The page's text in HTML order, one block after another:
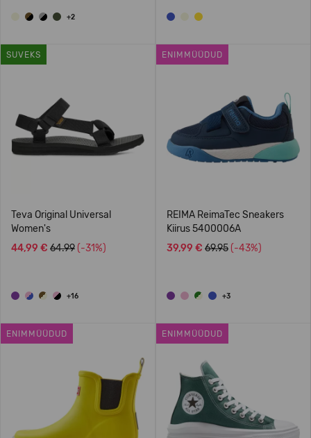
+2
SUVEKS
Teva Original Universal
Women's
44,99 € 64.99 (-31%)
+16
ENIMMÜÜDUD
REIMA ReimaTec Sneakers
Kiirus 5400006A
39,99 € 69.95 (-43%)
+3
ENIMMÜÜDUD ENIMMÜÜDUD